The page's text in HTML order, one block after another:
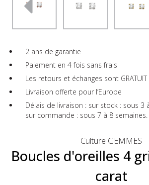
2 ans de garantie
Paiement en 4 fois sans frais
Les retours et échanges sont
Livraison offerte pour l’Europe
Délais de livraison : sur stock : sous 3
sur commande : sous 7 à 8 semaines.
Culture GEMMES
Boucles d'oreilles 4
carat